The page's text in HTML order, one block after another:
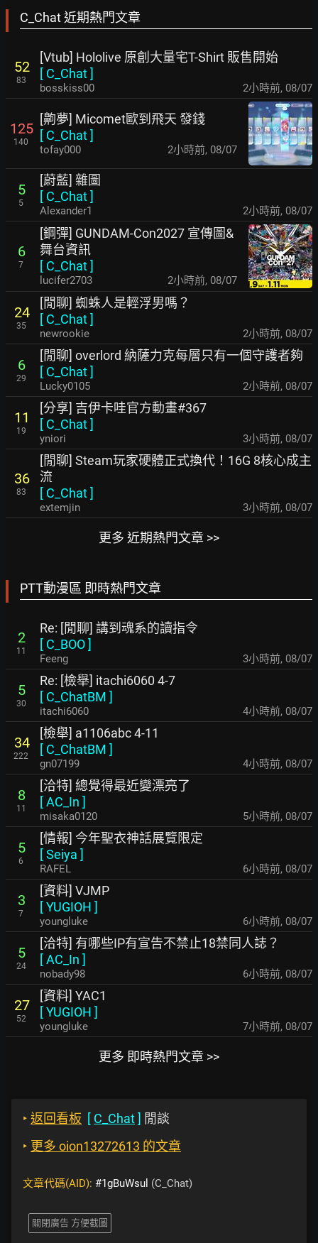
C_Chat 近期熱門文章
52
83
[Vtub] Hololive 原創大量宅T-Shirt 販售開始
[ C_Chat]
bosskiss00 2小時前, 08/07
125
140
[齁夢] Micomet歐到飛天 發錢
[ C_Chat]
tofay000 2小時前, 08/07
5
5
[蔚藍] 雜圖
[ C_Chat]
Alexander1 2小時前, 08/07
6
7
[鋼彈] GUNDAM-Con2027 宣傳圖&
舞台資訊
[ C_Chat]
lucifer2703 2小時前, 08/07
24
35
[閒聊] 蜘蛛人是輕浮男嗎？
[ C_Chat]
newrookie 2小時前, 08/07
6
29
[閒聊] overlord 納薩力克每層只有一個守護者夠
[ C_Chat]
Lucky0105 2小時前, 08/07
11
19
[分享] 吉伊卡哇官方動畫#367
[ C_Chat]
yniori 3小時前, 08/07
36
83
[閒聊] Steam玩家硬體正式換代！16G 8核心成主
流
[ C_Chat]
extemjin 3小時前, 08/07
更多 近期熱門文章 >>
PTT動漫區 即時熱門文章
2
11
Re: [閒聊] 講到魂系的讀指令
[ C_BOO]
Feeng 3小時前, 08/07
5
30
Re: [檢舉] itachi6060 4-7
[ C_ChatBM ]
itachi6060 4小時前, 08/07
34
222
[檢舉] a1106abc 4-11
[ C_ChatBM ]
gn07199 4小時前, 08/07
8
11
[洽特] 總覺得最近變漂亮了
[AC_In ]
misaka0120 5小時前, 08/07
5
6
[情報] 今年聖衣神話展覽限定
[Seiya ]
RAFEL 6小時前, 08/07
3
7
[資料] VJMP
[YUGIOH ]
youngluke 6小時前, 08/07
5
24
[洽特] 有哪些IP有宣告不禁止18禁同人誌？
[AC_In ]
nobady98 6小時前, 08/07
27
52
[資料] YAC1
[YUGIOH ]
youngluke 7小時前, 08/07
更多 即時熱門文章 >>
‣ 返回看板 [ C_Chat] 閒談
‣ 更多 oion13272613 的文章
文章代碼(AID): #1gBuWsul (C_Chat)
關閉廣告 方便截圖